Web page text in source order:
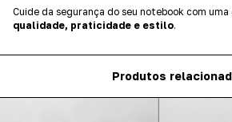
Cuide da segurança do seu notebook com uma
qualidade, praticidade e estilo.
Produtos